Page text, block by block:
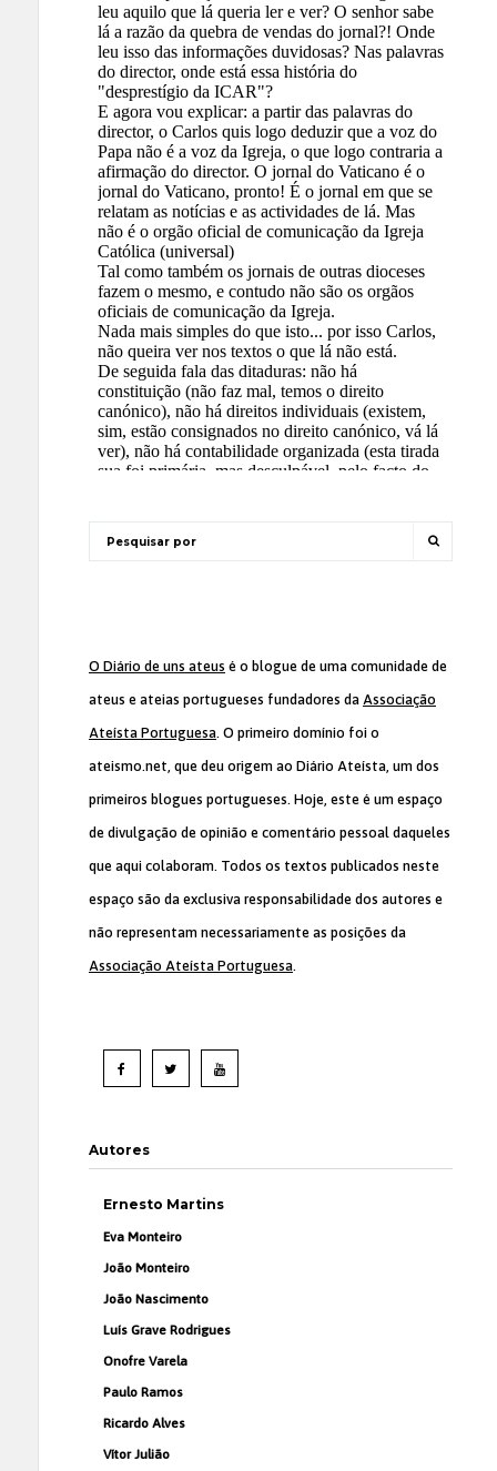
O Diário de uns ateus é o blogue de uma comunidade de
ateus e ateias portugueses fundadores da Associação
Ateísta Portuguesa. O primeiro domínio foi o
ateismo.net, que deu origem ao Diário Ateísta, um dos
primeiros blogues portugueses. Hoje, este é um espaço
de divulgação de opinião e comentário pessoal daqueles
que aqui colaboram. Todos os textos publicados neste
espaço são da exclusiva responsabilidade dos autores e
não representam necessariamente as posições da
Associação Ateísta Portuguesa.
Autores
Ernesto Martins
Eva Monteiro
João Monteiro
João Nascimento
Luís Grave Rodrigues
Onofre Varela
Paulo Ramos
Ricardo Alves
Vítor Julião